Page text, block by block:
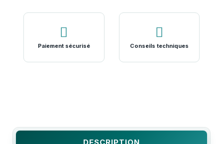
Paiement sécurisé Conseils techniques